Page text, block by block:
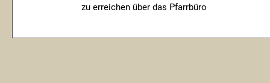
zu erreichen über das Pfarrbüro